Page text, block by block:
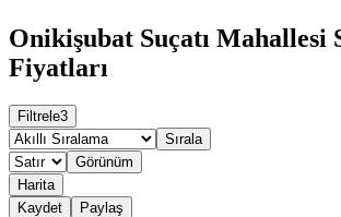
Onikişubat Suçatı Mahallesi
Fiyatları
Filtrele3
Sırala
Görünüm
Harita
Kaydet
Paylaş